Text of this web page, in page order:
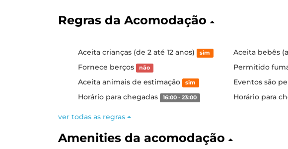
Regras da Acomodação
Aceita crianças (de 2 até 12 anos) sim Aceita bebês
Fornece berços não Permitido
Aceita animais de estimação sim Eventos são
Horário para chegadas 16:00 - 23:00 Horário para
ver todas as regras
Amenities da acomodação